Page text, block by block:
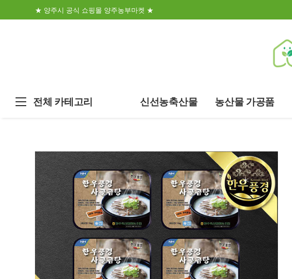
★ 양주시 공식 쇼핑몰 양주농부마켓 ★
전체 카테고리 신선농축산물 농산물 가공품